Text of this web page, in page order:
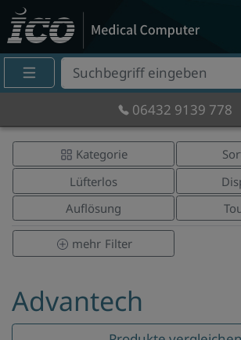
Suche
Eingabefeld
06432 9139 778
Kategorie
Lüfterlos
Auflösung
mehr Filter
Advantech